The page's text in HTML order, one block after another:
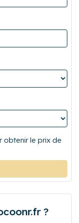
le prix de